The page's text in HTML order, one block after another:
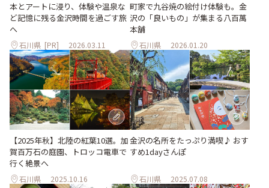
本とアートに浸り、体験や温泉な
ど記憶に残る金沢時間を過ごす旅
へ
石川県 [PR] 2026.03.11
町家で九谷焼の絵付け体験も。金
沢の「良いもの」が集まる八百萬
本舗
石川県 2026.01.20
【2025年秋】北陸の紅葉10選。加
賀百万石の庭園、トロッコ電車で
行く絶景へ
石川県 2025.10.16
金沢の名所をたっぷり満喫♪ おす
すめ1dayさんぽ
石川県 2025.07.08